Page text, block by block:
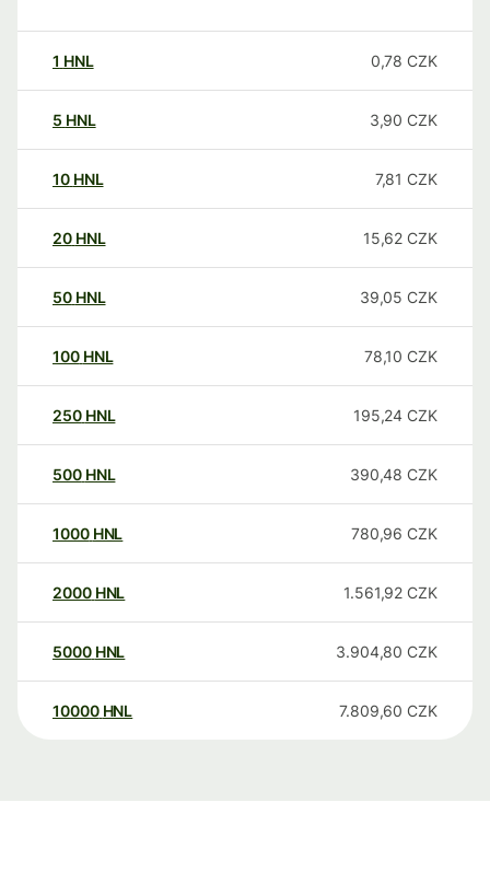
1 HNL 0,78 CZK
5 HNL 3,90 CZK
10 HNL 7,81 CZK
20 HNL 15,62 CZK
50 HNL 39,05 CZK
100 HNL 78,10 CZK
250 HNL 195,24 CZK
500 HNL 390,48 CZK
1000 HNL 780,96 CZK
2000 HNL 1.561,92 CZK
5000 HNL 3.904,80 CZK
10000 HNL 7.809,60 CZK